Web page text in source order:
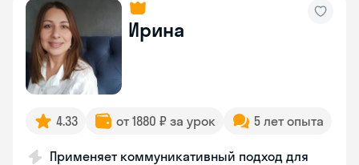
Ирина
4.33 от 1880 ₽ за урок 5 лет опыта
Применяет коммуникативный подход для